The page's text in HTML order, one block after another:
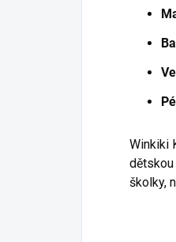
Winkiki
školky,